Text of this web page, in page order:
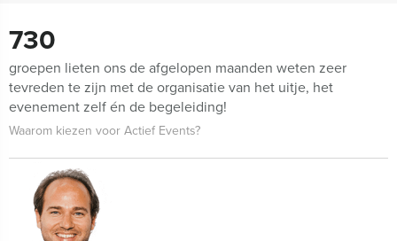
730
groepen lieten ons de afgelopen maanden weten zeer
tevreden te zijn met de organisatie van het uitje, het
evenement zelf én de begeleiding!
Waarom kiezen voor Actief Events?